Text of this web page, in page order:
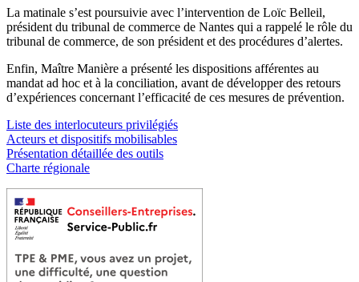
La matinale s’est poursuivie avec l’intervention de Loïc Belleil,
président du tribunal de commerce de Nantes qui a rappelé le rôle du
tribunal de commerce, de son président et des procédures d’alertes.
Enfin, Maître Manière a présenté les dispositions afférentes au
mandat ad hoc et à la conciliation, avant de développer des retours
d’expériences concernant l’efficacité de ces mesures de prévention.
Liste des interlocuteurs privilégiés
Acteurs et dispositifs mobilisables
Présentation détaillée des outils
Charte régionale